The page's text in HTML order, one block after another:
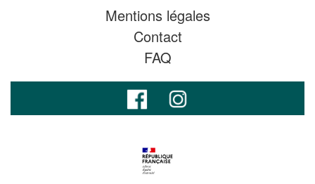
Mentions légales
Contact
FAQ